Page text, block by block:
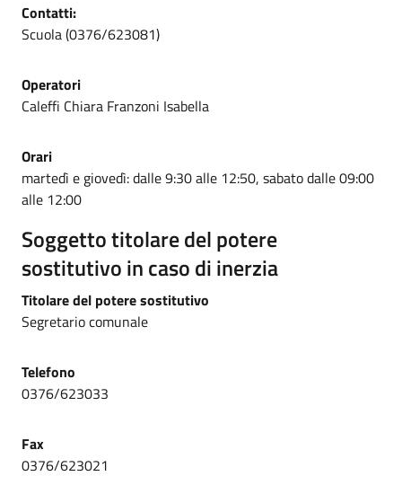
Contatti:
Scuola (0376/623081)
Operatori
Caleffi Chiara Franzoni Isabella
Orari
martedì e giovedì: dalle 9:30 alle 12:50, sabato dalle 09:00
alle 12:00
Soggetto titolare del potere
sostitutivo in caso di inerzia
Titolare del potere sostitutivo
Segretario comunale
Telefono
0376/623033
Fax
0376/623021